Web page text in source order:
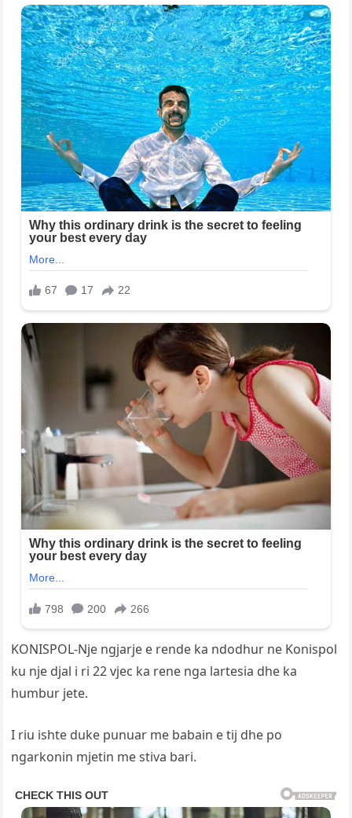
KONISPOL-Nje ngjarje e rende ka ndodhur ne Konispol
ku nje djal i ri 22 vjec ka rene nga lartesia dhe ka
humbur jete.
I riu ishte duke punuar me babain e tij dhe po
ngarkonin mjetin me stiva bari.